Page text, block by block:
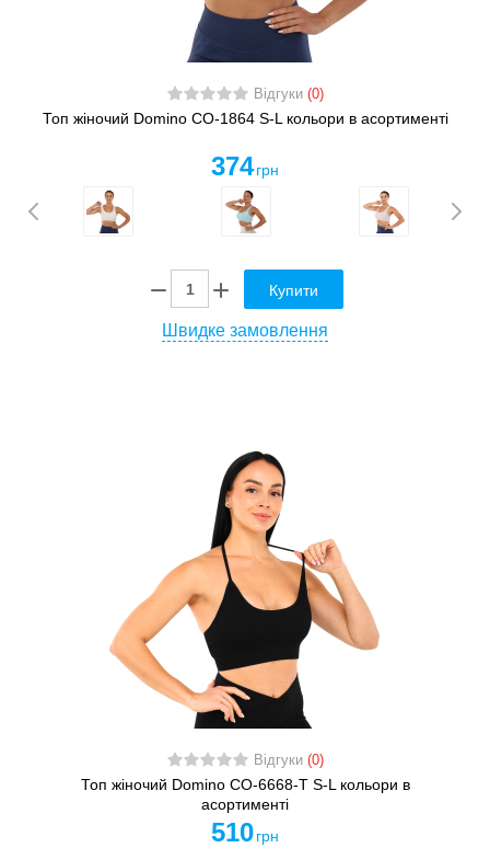
Відгуки (0)
Топ жіночий Domino CO-1864 S-L кольори в асортименті
374 грн
Купити
Швидке замовлення
Відгуки (0)
Топ жіночий Domino CO-6668-T S-L кольори в
асортименті
510 грн